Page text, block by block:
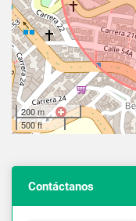
200 m
500 ft
Contáctanos